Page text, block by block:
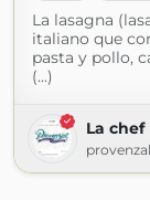
La lasagna
italiano que
pasta y pollo,
(...)
La chef